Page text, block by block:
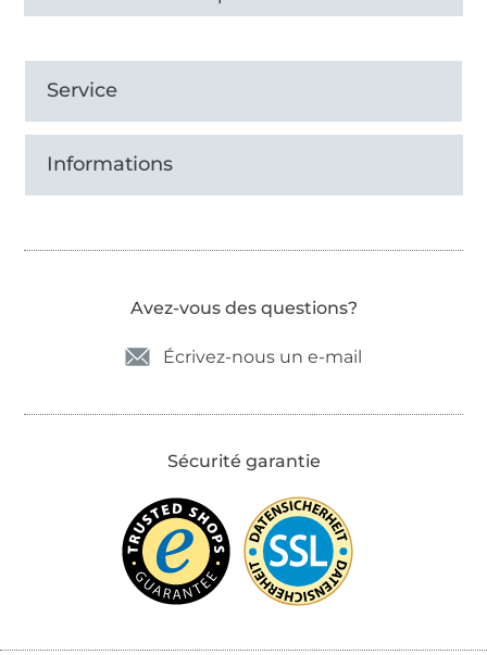
Service
Informations
Avez-vous des questions?
Écrivez-nous un e-mail
Sécurité garantie